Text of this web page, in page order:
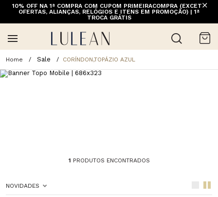
10% OFF NA 1ª COMPRA COM CUPOM PRIMEIRACOMPRA (EXCETO
OFERTAS, ALIANÇAS, RELÓGIOS E ITENS EM PROMOÇÃO) | 1ª
TROCA GRÁTIS
Sale CORÍNDON,TOPÁZIO AZUL
1 PRODUTOS ENCONTRADOS
NOVIDADES